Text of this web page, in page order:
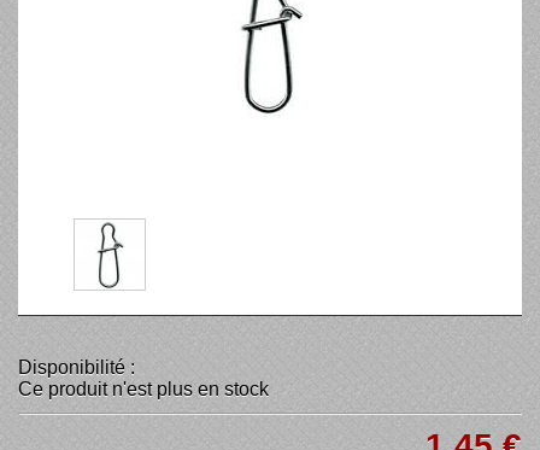
Disponibilité :
Ce produit n'est plus en stock